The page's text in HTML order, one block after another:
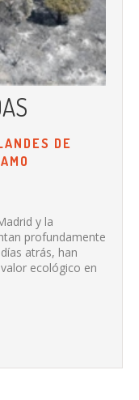
DE
y la
profundamente
atrás, han
ecológico en